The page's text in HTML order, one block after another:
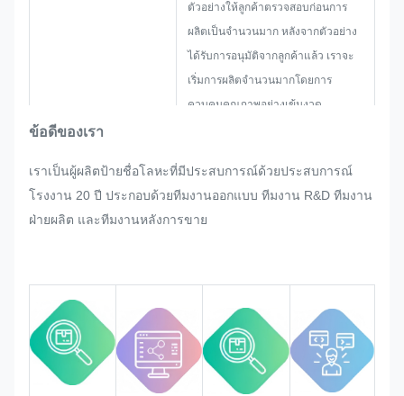
ตัวอย่างให้ลูกค้าตรวจสอบก่อนการ
ผลิตเป็นจำนวนมาก หลังจากตัวอย่าง
ได้รับการอนุมัติจากลูกค้าแล้ว เราจะ
เริ่มการผลิตจำนวนมากโดยการ
ควบคุมคุณภาพอย่างเข้มงวด
มากสำหรับแผ่นป้ายชื่อ สติกเกอร์โลหะ
ป้ายโลหะ และแท็ก เราจะพยายาม
อย่างดีที่สุดเพื่อตอบสนองความ
เป็นไปตามข้อกำหนดด้านคุณภาพที่
เข้มงวด
ข้อดีของเรา
เราเป็นผู้ผลิตป้ายชื่อโลหะที่มีประสบการณ์ด้วยประสบการณ์
โรงงาน 20 ปี ประกอบด้วยทีมงานออกแบบ ทีมงาน R&D ทีมงาน
ฝ่ายผลิต และทีมงานหลังการขาย